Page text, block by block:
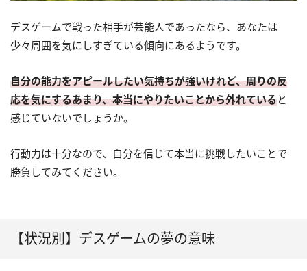
デスゲームで戦った相手が芸能人であったなら、あなたは
少々周囲を気にしすぎている傾向にあるようです。
自分の能力をアピールしたい気持ちが強いけれど、周りの反
応を気にするあまり、本当にやりたいことから外れていると
感じていないでしょうか。
行動力は十分なので、自分を信じて本当に挑戦したいことで
勝負してみてください。
【状況別】デスゲームの夢の意味